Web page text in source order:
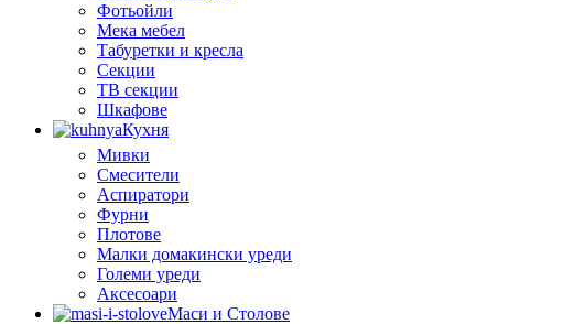
Фотьойли
Мека мебел
Табуретки и кресла
Секции
ТВ секции
Шкафове
Кухня
Мивки
Смесители
Аспиратори
Фурни
Плотове
Малки домакински уреди
Големи уреди
Аксесоари
Маси и Столове